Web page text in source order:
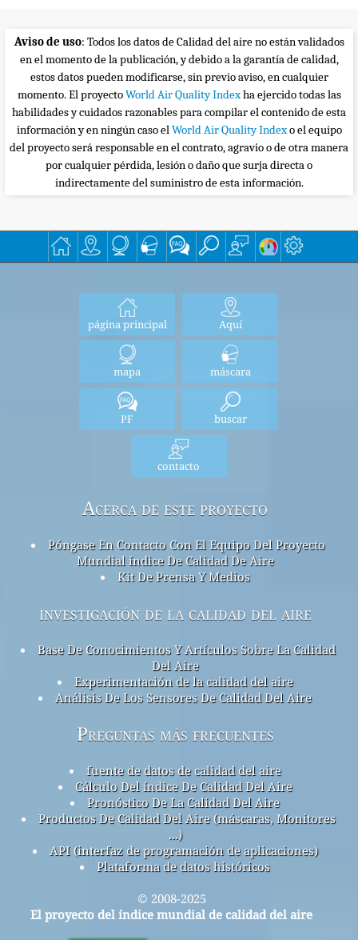
Aviso de uso: Todos los datos de Calidad del aire no están validados
en el momento de la publicación, y debido a la garantía de calidad,
estos datos pueden modificarse, sin previo aviso, en cualquier
momento. El proyectoWorld Air Quality Indexha ejercido todas las
habilidades y cuidados razonables para compilar el contenido de esta
información y en ningún caso elWorld Air Quality Indexo el equipo
del proyecto será responsable en el contrato, agravio o de otra manera
por cualquier pérdida, lesión o daño que surja directa o
indirectamente del suministro de esta información.
página principal Aquí
mapa máscara
PF buscar
contacto
Acerca de este proyecto
Póngase En Contacto Con El Equipo Del Proyecto
Mundial índice De Calidad De Aire
Kit De Prensa Y Medios
investigación de la calidad del aire
Base De Conocimientos Y Artículos Sobre La Calidad
Del Aire
Experimentación de la calidad del aire
Análisis De Los Sensores De Calidad Del Aire
Preguntas más frecuentes
fuente de datos de calidad del aire
Cálculo Del índice De Calidad Del Aire
Pronóstico De La Calidad Del Aire
Productos De Calidad Del Aire (máscaras, Monitores
...)
API (interfaz de programación de aplicaciones)
Plataforma de datos históricos
© 2008-2025
El proyecto del índice mundial de calidad del aire